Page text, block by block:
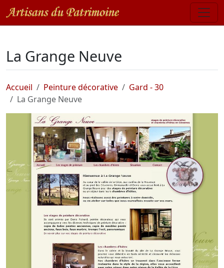
La Grange Neuve
Accueil Peinture décorative
Gard - 30
La Grange Neuve